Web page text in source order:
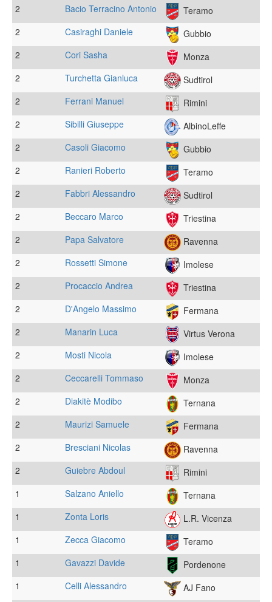
2
Bacio Terracino Antonio
Teramo
2
Casiraghi Daniele
Gubbio
2
Cori Sasha
Monza
2
Turchetta Gianluca
Sudtirol
2
Ferrani Manuel
Rimini
2
Sibilli Giuseppe
AlbinoLeffe
2
Casoli Giacomo
Gubbio
2
Ranieri Roberto
Teramo
2
Fabbri Alessandro
Sudtirol
2
Beccaro Marco
Triestina
2
Papa Salvatore
Ravenna
2
Rossetti Simone
Imolese
2
Procaccio Andrea
Triestina
2
D'Angelo Massimo
Fermana
2
Manarin Luca
Virtus Verona
2
Mosti Nicola
Imolese
2
Ceccarelli Tommaso
Monza
2
Diakitè Modibo
Ternana
2
Maurizi Samuele
Fermana
2
Bresciani Nicolas
Ravenna
2
Guiebre Abdoul
Rimini
1
Salzano Aniello
Ternana
1
Zonta Loris
L.R. Vicenza
1
Zecca Giacomo
Teramo
1
Gavazzi Davide
Pordenone
1
Celli Alessandro
AJ Fano